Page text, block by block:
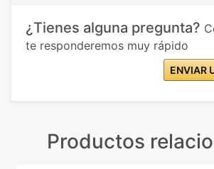
¿Tienes alguna pregunta?
te responderemos muy rápido
ENVIAR
Productos